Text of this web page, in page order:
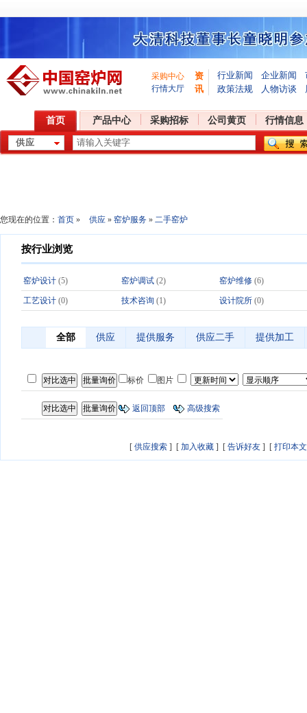
采购中心
行情大厅
资
讯
行业新闻 企业新闻
政策法规
人物访谈
首页 产品中心 采购招标 公司黄页 行情信息
您现在的位置： 首页 » 供应 » 窑炉服务 » 二手窑炉
按行业浏览
窑炉设计 (5) 窑炉调试 (2) 窑炉维修 (6)
工艺设计 (0) 技术咨询 (1) 设计院所 (0)
全部 供应 提供服务 供应二手 提供加工
标价 图片
返回顶部 高级搜索
[ 供应搜索 ] [ 加入收藏 ] [ 告诉好友 ] [ 打印本文